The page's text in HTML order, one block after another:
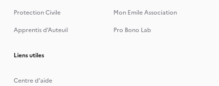
Protection Civile
Mon Emile Association
Apprentis d’Auteuil
Pro Bono Lab
Liens utiles
Centre d'aide